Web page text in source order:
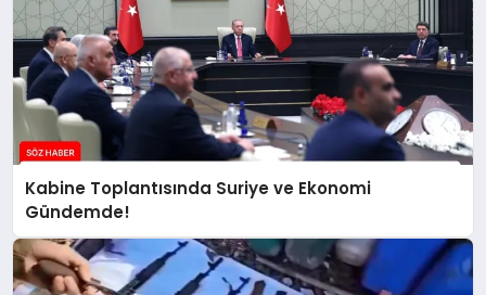
Kabine Toplantısında Suriye ve Ekonomi
Gündemde!